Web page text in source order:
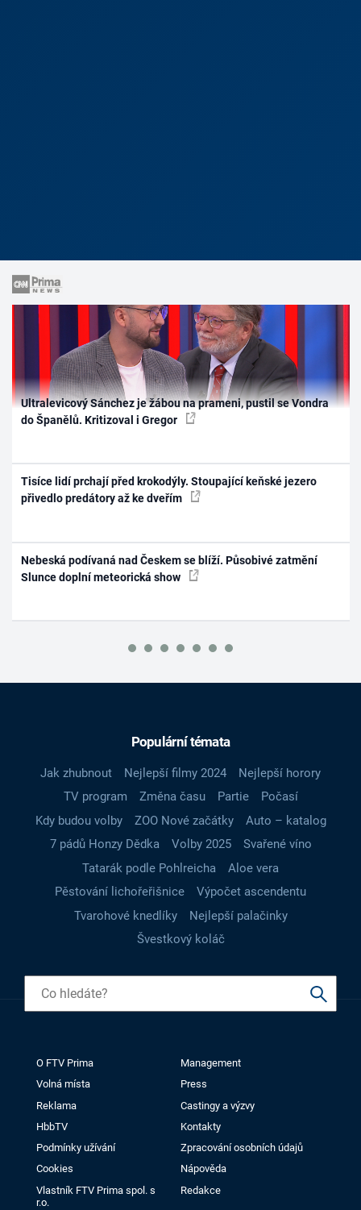
Ultralevicový Sánchez je žábou na prameni, pustil se Vondra
do Španělů. Kritizoval i Gregor
Tisíce lidí prchají před krokodýly. Stoupající keňské jezero
přivedlo predátory až ke dveřím
Nebeská podívaná nad Českem se blíží. Působivé zatmění
Slunce doplní meteorická show
Populární témata
Jak zhubnout Nejlepší filmy 2024
Nejlepší horory
TV program
Změna času Partie
Počasí
Kdy budou volby
ZOO Nové začátky
Auto – katalog
7 pádů Honzy Dědka
Volby 2025
Svařené víno
Tatarák podle Pohlreicha
Aloe vera
Pěstování lichořeřišnice
Výpočet ascendentu
Tvarohové knedlíky
Nejlepší palačinky
Švestkový koláč
O FTV Prima
Management
Volná místa
Press
Reklama
Castingy a výzvy
HbbTV
Kontakty
Podmínky užívání
Zpracování osobních údajů
Cookies
Nápověda
Vlastník FTV Prima spol. s
r.o.
Redakce